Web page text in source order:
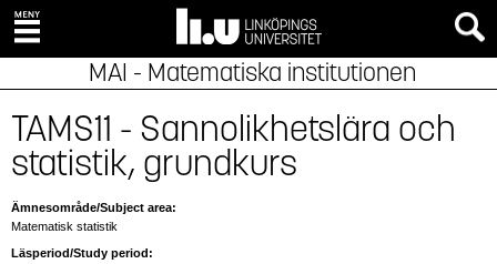
MAI - Matematiska institutionen
TAMS11 - Sannolikhetslära och
statistik, grundkurs
Ämnesområde/Subject area:
Matematisk statistik
Läsperiod/Study period: